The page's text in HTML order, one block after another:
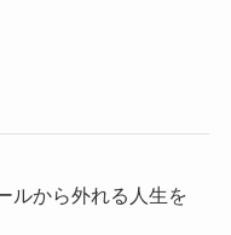
ルから外れる人生を